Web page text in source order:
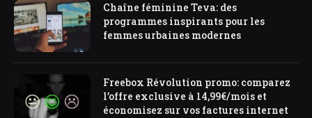
Chaîne féminine Teva: des
programmes inspirants pour les
femmes urbaines modernes
Freebox Révolution promo: comparez
l’offre exclusive à 14,99€/mois et
économisez sur vos factures internet